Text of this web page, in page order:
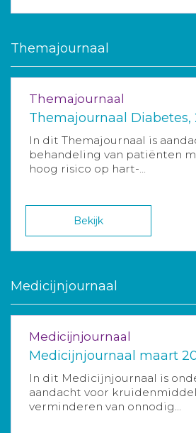
Themajournaal
Themajournaal
Themajournaal Diabetes,
In dit Themajournaal is
behandeling van patiënten
hoog risico op hart-...
Bekijk
Medicijnjournaal
Medicijnjournaal
Medicijnjournaal maart
In dit Medicijnjournaal is
aandacht voor
verminderen van onnodig...